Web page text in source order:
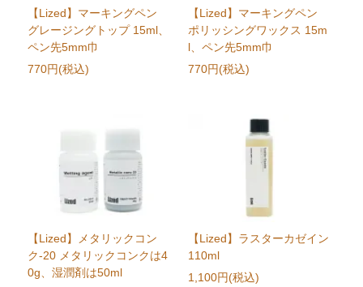
【Lized】マーキングペン
グレージングトップ 15ml、
ペン先5mm巾
770円(税込)
【Lized】マーキングペン
ポリッシングワックス 15m
l、ペン先5mm巾
770円(税込)
【Lized】メタリックコン
ク-20 メタリックコンクは4
0g、湿潤剤は50ml
【Lized】ラスターカゼイン
110ml
1,100円(税込)